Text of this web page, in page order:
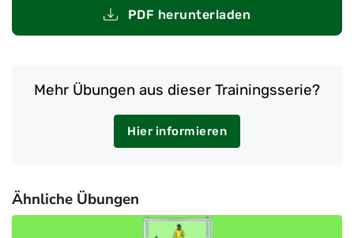
PDF herunterladen
Mehr Übungen aus dieser Trainingsserie?
Hier informieren
Ähnliche Übungen